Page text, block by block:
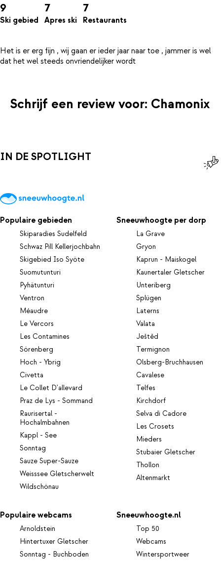
9
Ski gebied
7
Apres ski
7
Restaurants
Het is er erg fijn , wij gaan er ieder jaar naar toe , jammer is wel
Schrijf een review voor: Chamonix
IN DE SPOTLIGHT
Populaire gebieden
Skiparadies Sudelfeld
Schwaz Pill Kellerjochbahn
Skigebied Iso Syöte
Suomutunturi
Pyhätunturi
Ventron
Méaudre
Le Vercors
Les Contamines
Sörenberg
Hoch - Ybrig
Civetta
Le Collet D'allevard
Praz de Lys - Sommand
Raurisertal -
Hochalmbahnen
Kappl - See
Sonntag
Sauze Super-Sauze
Weisssee Gletscherwelt
Wildschönau
Sneeuwhoogte per dorp
La Grave
Gryon
Kaprun - Maiskogel
Kaunertaler Gletscher
Unteriberg
Splügen
Laterns
Valata
Ještěd
Termignon
Olsberg-Bruchhausen
Cavalese
Telfes
Kirchdorf
Selva di Cadore
Les Crosets
Mieders
Stubaier Gletscher
Thollon
Altenmarkt
Populaire webcams
Arnoldstein
Hintertuxer Gletscher
Sonntag - Buchboden
Sneeuwhoogte.nl
Top 50
Webcams
Wintersportweer